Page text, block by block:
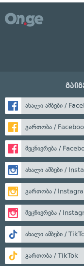
ახალი ამბები /
გართობა /
მეცნიერება /
ახალი ამბები /
გართობა /
მეცნიერება /
ახალი ამბები /
გართობა / TikTok